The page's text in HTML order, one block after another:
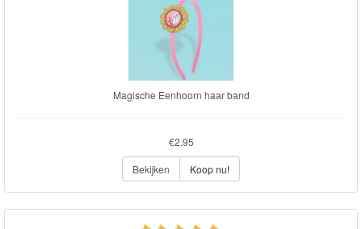
Magische Eenhoorn haar band
€2.95
Bekijken
Koop nu!